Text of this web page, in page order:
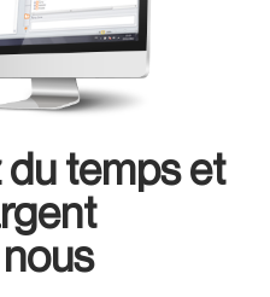
temps et